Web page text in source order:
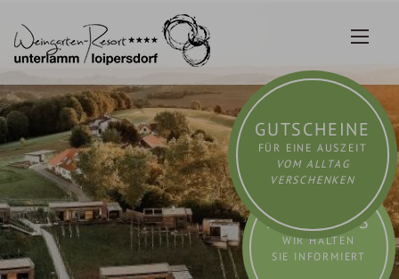
Inhalt
springen
GUTSCHEINE
FÜR EINE AUSZEIT
VOM ALLTAG
VERSCHENKEN
AKTUELLES
WIR HALTEN
SIE INFORMIERT